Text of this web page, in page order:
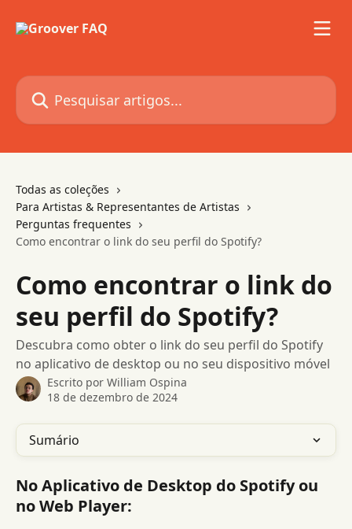
Pesquisar artigos...
Todas as coleções
Para Artistas & Representantes de Artistas
Perguntas frequentes
Como encontrar o link do seu perfil do Spotify?
Como encontrar o link do
seu perfil do Spotify?
Descubra como obter o link do seu perfil do Spotify
no aplicativo de desktop ou no seu dispositivo móvel
Escrito por William Ospina
18 de dezembro de 2024
Sumário
No Aplicativo de Desktop do Spotify ou
no Web Player: